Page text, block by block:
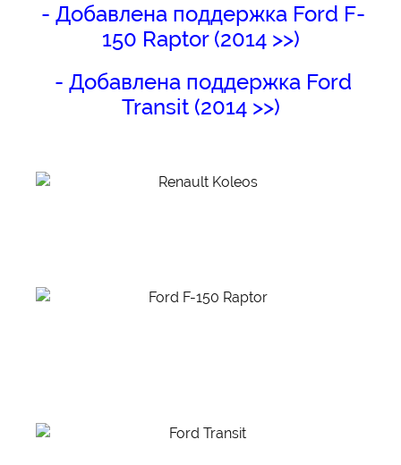
- Добавлена поддержка Ford F-
150 Raptor (2014 >>)
- Добавлена поддержка Ford
Transit (2014 >>)